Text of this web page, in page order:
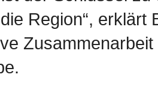
Region“, erklärt